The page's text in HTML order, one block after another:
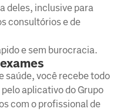
deles, inclusive para
consultórios e de
e sem burocracia.
saúde, você recebe todo
aplicativo do Grupo
com o profissional de